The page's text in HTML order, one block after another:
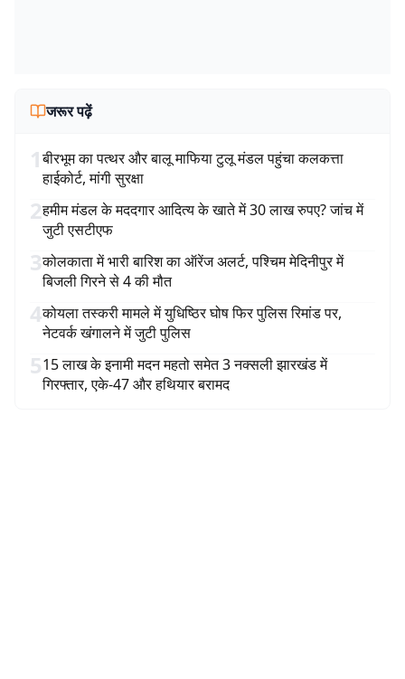
जरूर पढ़ें
1बीरभूम का पत्थर और बालू माफिया टुलू मंडल पहुंचा कलकत्ता
हाईकोर्ट, मांगी सुरक्षा
2हमीम मंडल के मददगार आदित्य के खाते में 30 लाख रुपए? जांच में
जुटी एसटीएफ
3कोलकाता में भारी बारिश का ऑरेंज अलर्ट, पश्चिम मेदिनीपुर में
बिजली गिरने से 4 की मौत
4कोयला तस्करी मामले में युधिष्ठिर घोष फिर पुलिस रिमांड पर,
नेटवर्क खंगालने में जुटी पुलिस
515 लाख के इनामी मदन महतो समेत 3 नक्सली झारखंड में
गिरफ्तार, एके-47 और हथियार बरामद